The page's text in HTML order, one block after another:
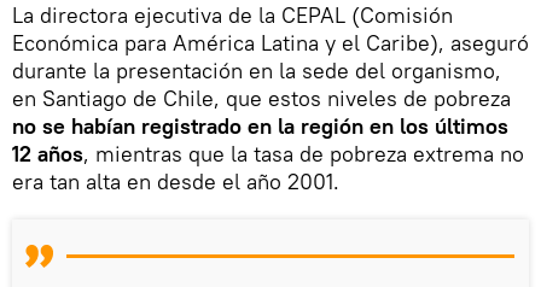
La directora ejecutiva de la CEPAL (Comisión
Económica para América Latina y el Caribe), aseguró
durante la presentación en la sede del organismo,
en Santiago de Chile, que estos niveles de pobreza
no se habían registrado en la región en los últimos
12 años, mientras que la tasa de pobreza extrema no
era tan alta en desde el año 2001.